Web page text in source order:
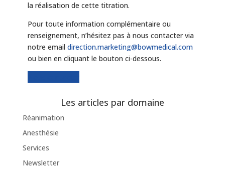
la réalisation de cette titration.
Pour toute information complémentaire ou
renseignement, n’hésitez pas à nous contacter via
notre email direction.marketing@bowmedical.com
ou bien en cliquant le bouton ci-dessous.
Les articles par domaine
Réanimation
Anesthésie
Services
Newsletter